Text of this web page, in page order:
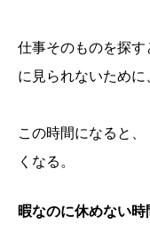
仕事そのものを探す
に見られないために
この時間になると
くなる。
暇なのに休めない